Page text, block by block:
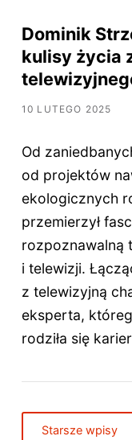
Dominik
kulisy życia
10 LUTEGO 2025
Od
od projektów
ekologicznych
przemierzył
rozpoznawalną
i telewizji.
z telewizyjną
eksperta,
rodziła się
Starsze wpisy